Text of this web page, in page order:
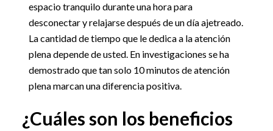
espacio tranquilo durante una hora para
desconectar y relajarse después de un día ajetreado.
La cantidad de tiempo que le dedica a la atención
plena depende de usted. En investigaciones se ha
demostrado que tan solo 10 minutos de atención
plena marcan una diferencia positiva.
¿Cuáles son los beneficios